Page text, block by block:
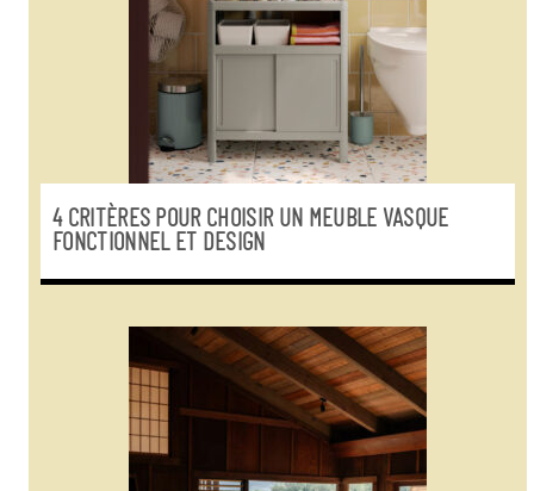
4 CRITÈRES POUR CHOISIR UN MEUBLE VASQUE
FONCTIONNEL ET DESIGN